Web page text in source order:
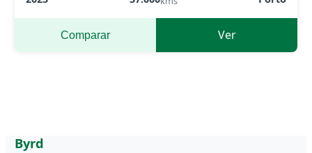
Comparar Ver
Byrd